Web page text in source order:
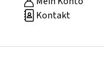
Kontakt